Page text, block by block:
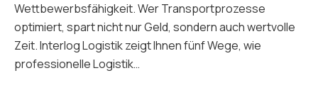
Wettbewerbsfähigkeit. Wer Transportprozesse
optimiert, spart nicht nur Geld, sondern auch wertvolle
Zeit. Interlog Logistik zeigt Ihnen fünf Wege, wie
professionelle Logistik…